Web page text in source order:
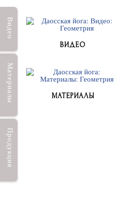
ВИДЕО
МАТЕРИАЛЫ
Видео
Материалы
Продукция